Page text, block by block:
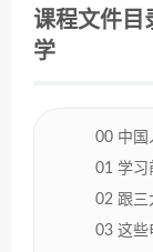
课程文件目
学
00 中国
01 学习
02 跟三
03 这些